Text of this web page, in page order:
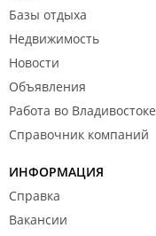
Базы отдыха
Недвижимость
Новости
Объявления
Работа во Владивостоке
Справочник компаний
ИНФОРМАЦИЯ
Справка
Вакансии